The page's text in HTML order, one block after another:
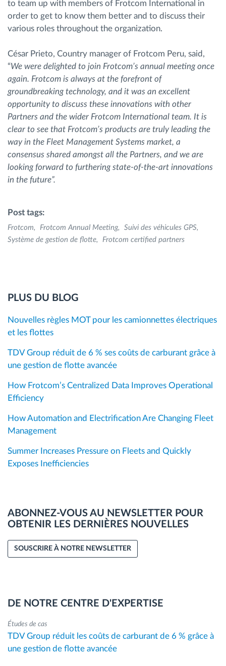
to team up with members of Frotcom International in
order to get to know them better and to discuss their
various roles throughout the organization.
César Prieto, Country manager of Frotcom Peru, said,
“We were delighted to join Frotcom’s annual meeting once
again. Frotcom is always at the forefront of
groundbreaking technology, and it was an excellent
opportunity to discuss these innovations with other
Partners and the wider Frotcom International team. It is
clear to see that Frotcom’s products are truly leading the
way in the Fleet Management Systems market, a
consensus shared amongst all the Partners, and we are
looking forward to furthering state-of-the-art innovations
in the future”.
Post tags:
Frotcom Frotcom Annual Meeting
Suivi des véhicules GPS
Système de gestion de flotte
Frotcom certified partners
PLUS DU BLOG
Nouvelles règles MOT pour les camionnettes électriques
et les flottes
TDV Group réduit de 6 % ses coûts de carburant grâce à
une gestion de flotte avancée
How Frotcom’s Centralized Data Improves Operational
Efficiency
How Automation and Electrification Are Changing Fleet
Management
Summer Increases Pressure on Fleets and Quickly
Exposes Inefficiencies
ABONNEZ-VOUS AU NEWSLETTER POUR
OBTENIR LES DERNIÈRES NOUVELLES
SOUSCRIRE À NOTRE NEWSLETTER
DE NOTRE CENTRE D'EXPERTISE
Études de cas
TDV Group réduit les coûts de carburant de 6 % grâce à
une gestion de flotte avancée